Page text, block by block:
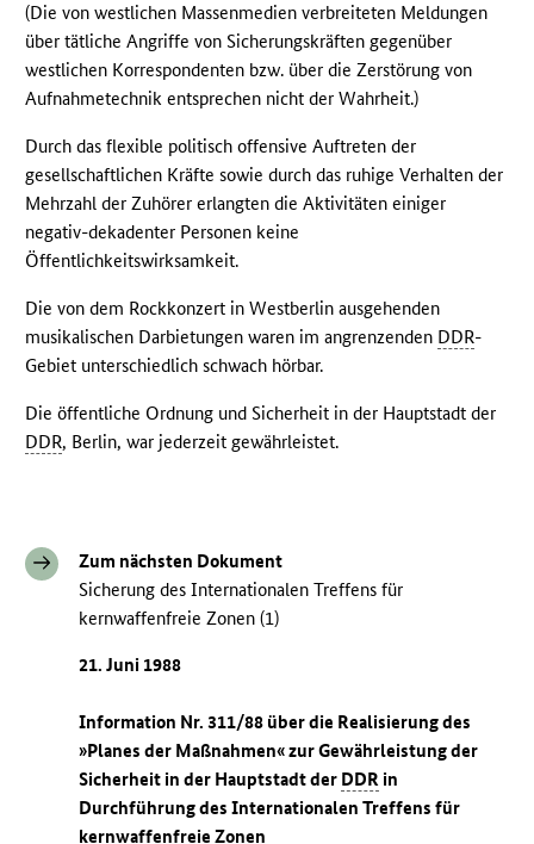
(Die von westlichen Massenmedien verbreiteten Meldungen
über tätliche Angriffe von Sicherungskräften gegenüber
westlichen Korrespondenten bzw. über die Zerstörung von
Aufnahmetechnik entsprechen nicht der Wahrheit.)
Durch das flexible politisch offensive Auftreten der
gesellschaftlichen Kräfte sowie durch das ruhige Verhalten der
Mehrzahl der Zuhörer erlangten die Aktivitäten einiger
negativ-dekadenter Personen keine
Öffentlichkeitswirksamkeit.
Die von dem Rockkonzert in Westberlin ausgehenden
musikalischen Darbietungen waren im angrenzenden DDR-
Gebiet unterschiedlich schwach hörbar.
Die öffentliche Ordnung und Sicherheit in der Hauptstadt der
DDR, Berlin, war jederzeit gewährleistet.
Zum nächsten Dokument
Sicherung des Internationalen Treffens für
kernwaffenfreie Zonen (1)
21. Juni 1988
Information Nr. 311/88 über die Realisierung des
»Planes der Maßnahmen« zur Gewährleistung der
Sicherheit in der Hauptstadt der DDR in
Durchführung des Internationalen Treffens für
kernwaffenfreie Zonen